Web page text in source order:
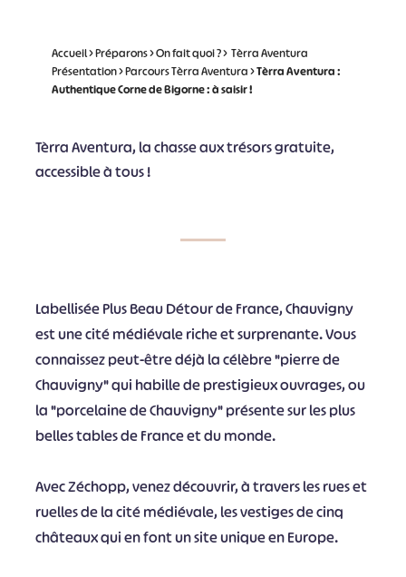
Accueil>Préparons>On fait quoi ?> Tèrra Aventura
Présentation>Parcours Tèrra Aventura>Tèrra Aventura :
Authentique Corne de Bigorne : à saisir !
Tèrra Aventura, la chasse aux trésors gratuite,
accessible à tous !
Labellisée Plus Beau Détour de France, Chauvigny
est une cité médiévale riche et surprenante. Vous
connaissez peut-être déjà la célèbre "pierre de
Chauvigny" qui habille de prestigieux ouvrages, ou
la "porcelaine de Chauvigny" présente sur les plus
belles tables de France et du monde.
Avec Zéchopp, venez découvrir, à travers les rues et
ruelles de la cité médiévale, les vestiges de cinq
châteaux qui en font un site unique en Europe.